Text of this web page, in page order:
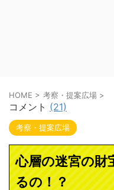
HOME > 考察・提案広場 >
コメント (21)
考察・提案広場
心層の迷宮の財
るの！？